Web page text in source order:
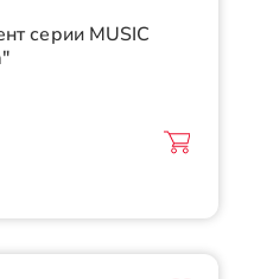
серии MUSIC